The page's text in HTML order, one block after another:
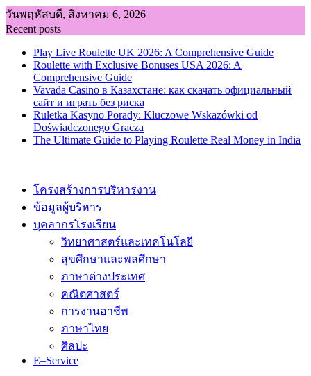
Skip
to
content
วันพฤหัสบดี, สิงหาคม 6, 2026
Recent posts
Play Live Roulette UK 2026: A Comprehensive Guide
Roulette with Exclusive Bonuses USA 2026: A
Comprehensive Guide
Vavada Casino в Казахстане: как скачать официальный
сайт и играть без риска
Ruletka Kasyno Porady: Kluczowe Wskazówki od
Doświadczonego Gracza
The Ultimate Guide to Playing Roulette Real Money in India
โครงสร้างการบริหารงาน
ข้อมูลผู้บริหาร
บุคลากรโรงเรียน
วิทยาศาสตร์และเทคโนโลยี
สุขศึกษาและพลศึกษา
ภาษาต่างประเทศ
คณิตศาสตร์
การงานอาชีพ
ภาษาไทย
ศิลปะ
E–Service